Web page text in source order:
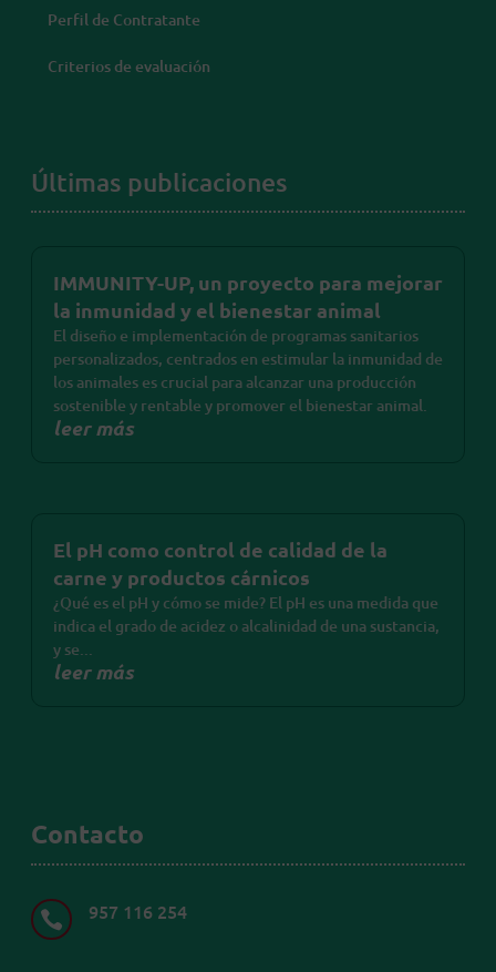
Perfil de Contratante
Criterios de evaluación
Últimas publicaciones
IMMUNITY-UP, un proyecto para mejorar
la inmunidad y el bienestar animal
El diseño e implementación de programas sanitarios
personalizados, centrados en estimular la inmunidad de
los animales es crucial para alcanzar una producción
sostenible y rentable y promover el bienestar animal.
leer más
El pH como control de calidad de la
carne y productos cárnicos
¿Qué es el pH y cómo se mide? El pH es una medida que
indica el grado de acidez o alcalinidad de una sustancia,
y se...
leer más
Contacto
 957 116 254